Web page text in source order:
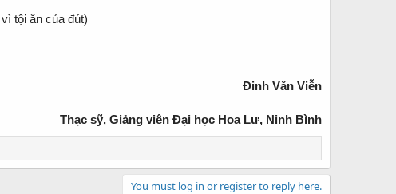
tội ăn của đút)
Đinh Văn Viễn
Thạc sỹ, Giảng viên Đại học Hoa Lư, Ninh Bình
You must log in or register to reply here.